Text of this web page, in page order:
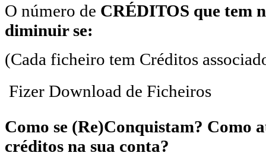
O número de CRÉDITOS que tem
diminuir se:
(Cada ficheiro tem Créditos
 Fizer Download de Ficheiros
Como se (Re)Conquistam? Como
créditos na sua conta?